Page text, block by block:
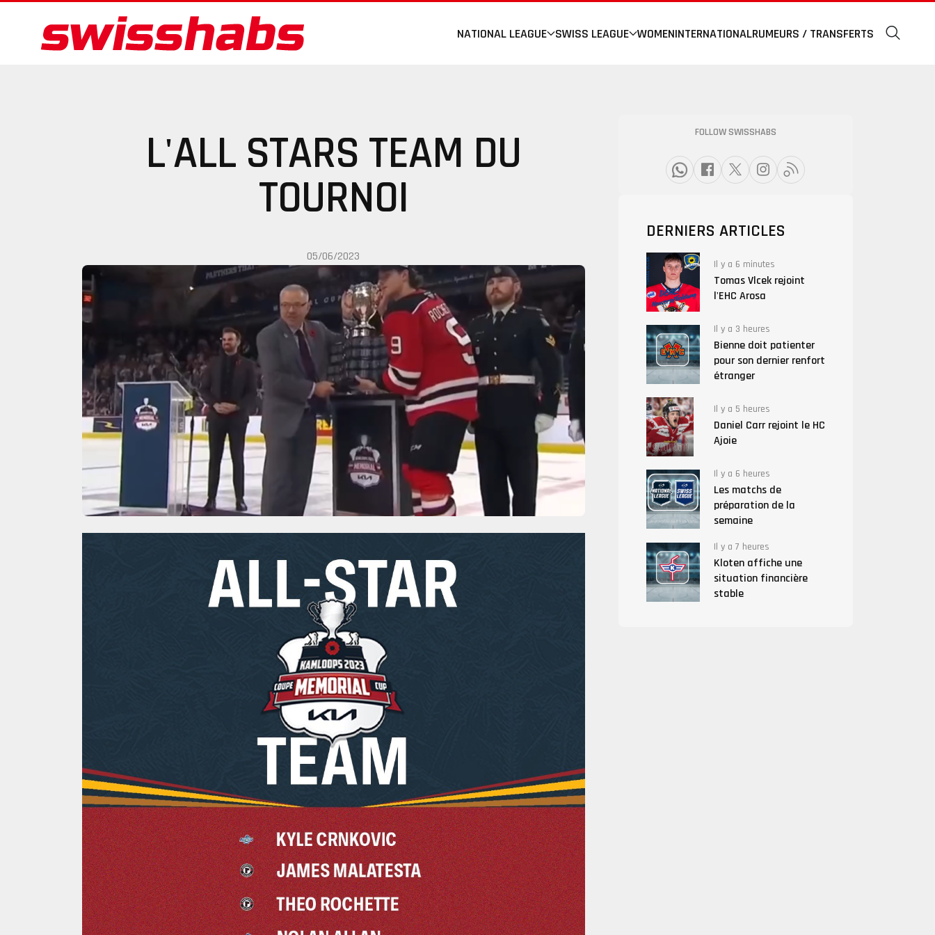
NATIONAL LEAGUE SWISS LEAGUE WOMENINTERNATIONALRUMEURS / TRANSFERTS
L'ALL STARS TEAM DU
TOURNOI
05/06/2023
FOLLOW SWISSHABS
DERNIERS ARTICLES
Il y a 6 minutes
Tomas Vlcek rejoint
l'EHC Arosa
Il y a 3 heures
Bienne doit patienter
pour son dernier renfort
étranger
Il y a 5 heures
Daniel Carr rejoint le HC
Ajoie
Il y a 6 heures
Les matchs de
préparation de la
semaine
Il y a 7 heures
Kloten affiche une
situation financière
stable